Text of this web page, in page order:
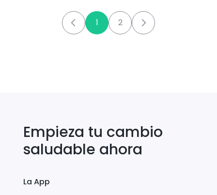
1 2
Empieza tu cambio
saludable ahora
La App